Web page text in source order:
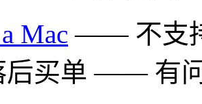
Mac —— 不支
后买单 —— 有